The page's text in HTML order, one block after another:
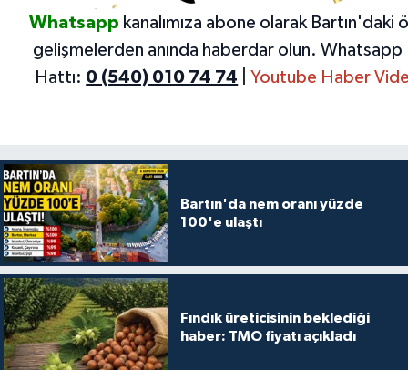
Whatsapp kanalımıza abone olarak Bartın'daki
gelişmelerden anında haberdar olun. Whatsapp
Hattı: 0 (540) 010 74 74 Youtube Haber
Bartın'da nem oranı yüzde
100'e ulaştı
Fındık üreticisinin beklediği
haber: TMO fiyatı açıkladı